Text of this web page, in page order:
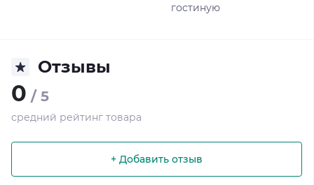
гостиную
Отзывы
0 / 5
средний рейтинг товара
+ Добавить отзыв